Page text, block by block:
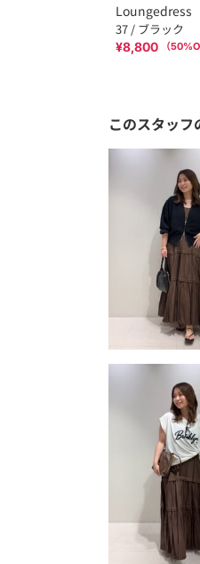
Loungedress
37 / ブラック
¥8,800 （50
このスタッフ